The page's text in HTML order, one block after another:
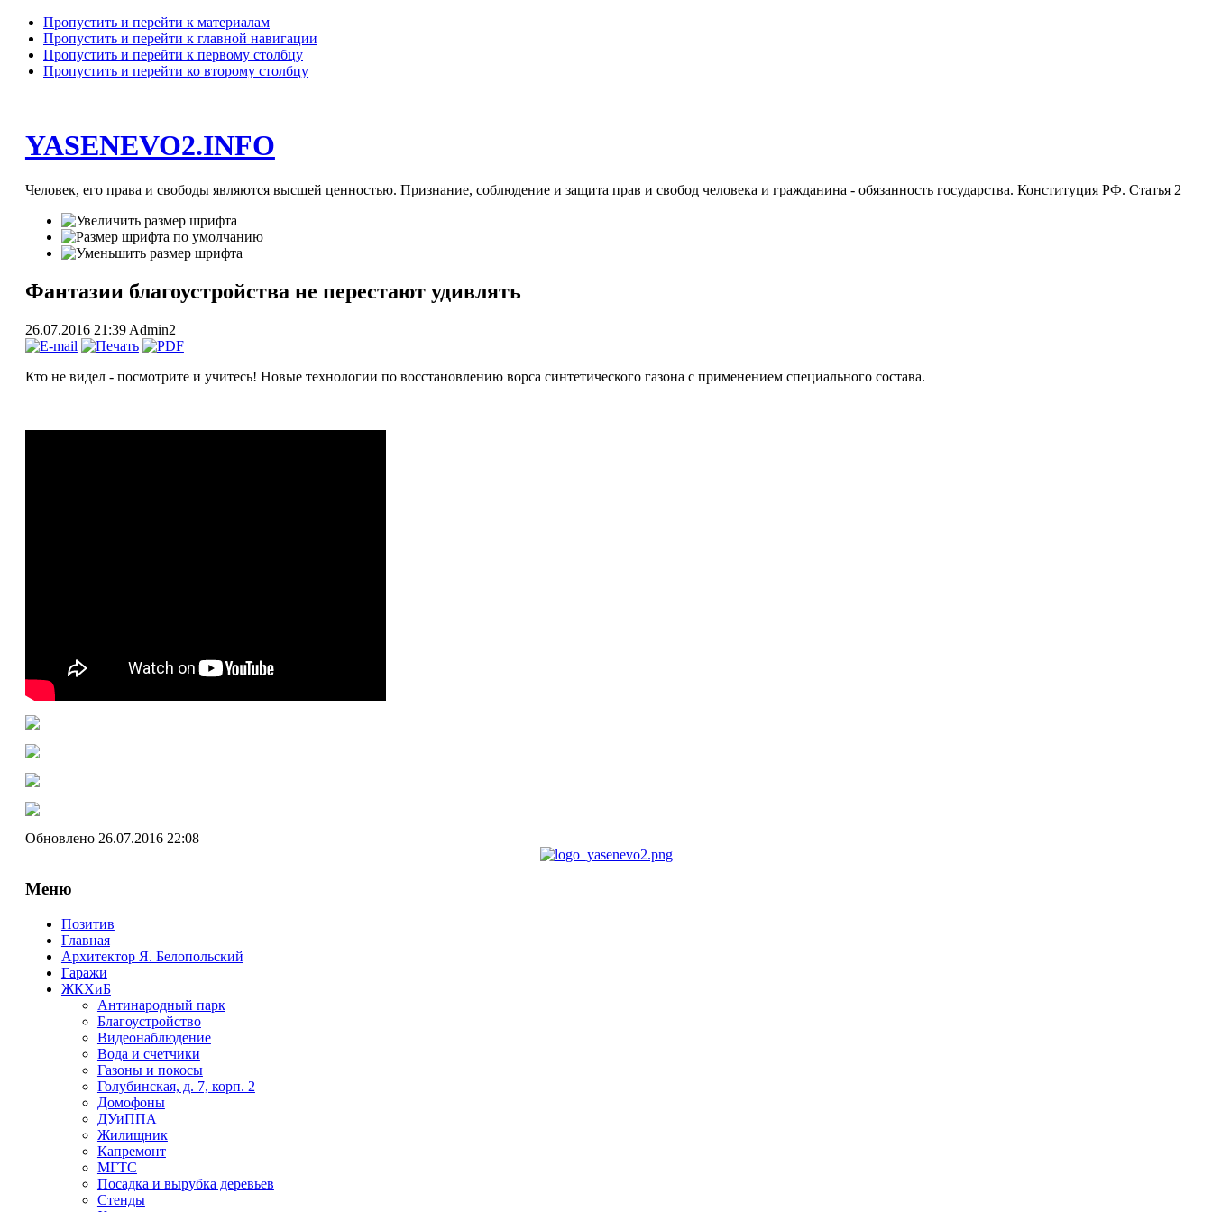
Пропустить и перейти к материалам
Пропустить и перейти к главной навигации
Пропустить и перейти к первому столбцу
Пропустить и перейти ко второму столбцу
YASENEVO2.INFO
Человек, его права и свободы являются высшей ценностью. Признание, соблюдение и защита прав и свобод человека и гражданина - обязанность государства. Конституция РФ. Статья 2
Фантазии благоустройства не перестают удивлять
26.07.2016 21:39 Admin2
Кто не видел - посмотрите и учитесь! Новые технологии по восстановлению ворса синтетического газона c применением специального состава.
Обновлено 26.07.2016 22:08
Меню
Позитив
Главная
Архитектор Я. Белопольский
Гаражи
ЖКХиБ
Антинародный парк
Благоустройство
Видеонаблюдение
Вода и счетчики
Газоны и покосы
Голубинская, д. 7, корп. 2
Домофоны
ДУиППА
Жилищник
Капремонт
МГТС
Посадка и вырубка деревьев
Стенды